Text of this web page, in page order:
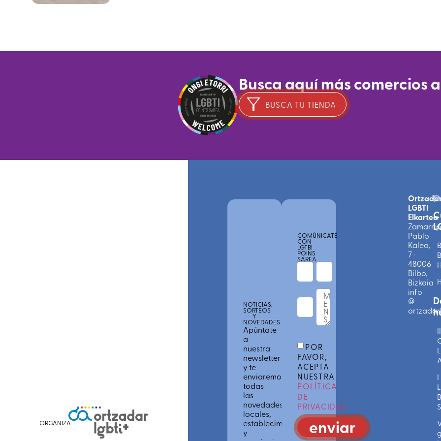
Busca aquí más comercios
BUSCA TU TIENDA
ORGANIZA
NOTICIAS,
SORTEOS
Y
NOVEDADES
Apúntate
a
nuestra
newsletter
y te
enviaremos
todas
las
novedades
locales,
establecimientos
y
COMÚNICATE
CON
LGTBI
POINS
SAREA
POR
FAVOR,
ACEPTA
NUESTRA
POLÍTICA
DE
PRIVACIDAD
enviar
LGBTI
Elkartea
Pablo
Kalea,
7 ·
48006
Bilbo,
Bizkaia
info
@
II
I